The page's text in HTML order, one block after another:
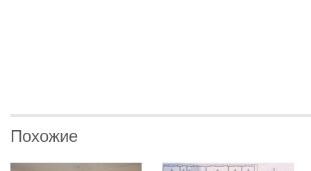
Похожие